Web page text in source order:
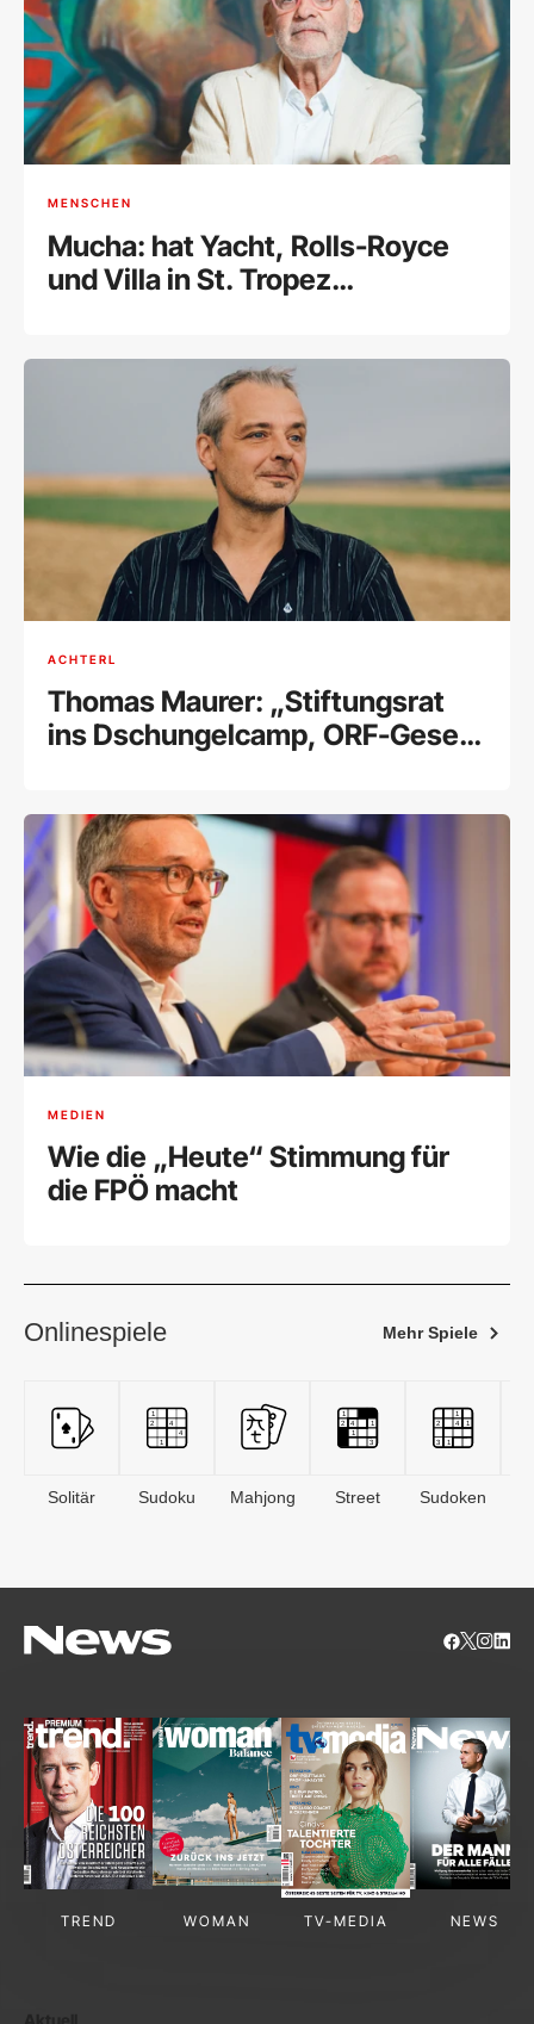
MENSCHEN
Mucha: hat Yacht, Rolls-Royce
und Villa in St. Tropez
ACHTERL
Thomas Maurer: „Stiftungsrat
ins Dschungelcamp, ORF-Gesetz
MEDIEN
Wie die „Heute“ Stimmung für
die FPÖ macht
Onlinespiele Mehr Spiele
Solitär Sudoku Mahjong Street Sudoken
TREND WOMAN TV-MEDIA NEWS